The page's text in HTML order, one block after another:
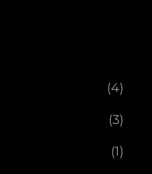
(4)
(3)
(1)